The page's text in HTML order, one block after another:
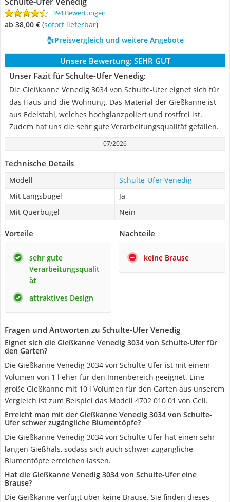
394 Bewertungen
ab 38,00 € ( Sofort lieferbar)
Preisvergleich und weitere Angebote
Unsere Bewertung: SEHR GUT
Unser Fazit für Schulte-Ufer Venedig:
Die Gießkanne Venedig 3034 von Schulte-Ufer eignet sich für
das Haus und die Wohnung. Das Material der Gießkanne ist
aus Edelstahl, welches hochglanzpoliert und rostfrei ist.
Zudem hat uns die sehr gute Verarbeitungsqualität gefallen.
07/2026
Technische Details
Modell
Schulte-Ufer Venedig
Mit Längsbügel
Ja
Mit Querbügel
Nein
Vorteile
sehr gute
Verarbeitungsqualit
ät
attraktives Design
Nachteile
keine Brause
Fragen und Antworten zu Schulte-Ufer Venedig
Eignet sich die Gießkanne Venedig 3034 von Schulte-Ufer für
den Garten?
Die Gießkanne Venedig 3034 von Schulte-Ufer ist mit einem
Volumen von 1 l eher für den Innenbereich geeignet. Eine
große Gießkanne mit 10 l Volumen für den Garten aus unserem
Vergleich ist zum Beispiel das Modell 4702 010 01 von Geli.
Erreicht man mit der Gießkanne Venedig 3034 von Schulte-
Ufer schwer zugängliche Blumentöpfe?
Die Gießkanne Venedig 3034 von Schulte-Ufer hat einen sehr
langen Gießhals, sodass sich auch schwer zugängliche
Blumentöpfe erreichen lassen.
Hat die Gießkanne Venedig 3034 von Schulte-Ufer eine
Brause?
Die Geißkanne verfügt über keine Brause. Sie finden dieses